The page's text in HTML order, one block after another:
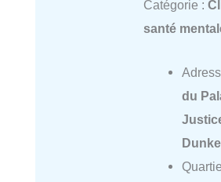
Catégorie :
santé
du